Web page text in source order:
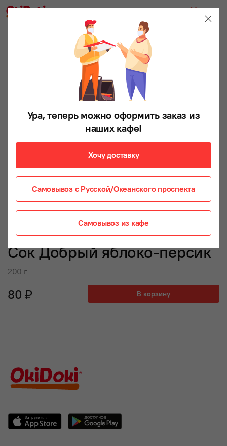
Сок Добрый яблоко-персик
200 г
80 ₽ В корзину
Ура, теперь можно оформить заказ из
наших кафе!
Хочу доставку
Самовывоз с Русской/Океанского проспекта
Самовывоз из кафе